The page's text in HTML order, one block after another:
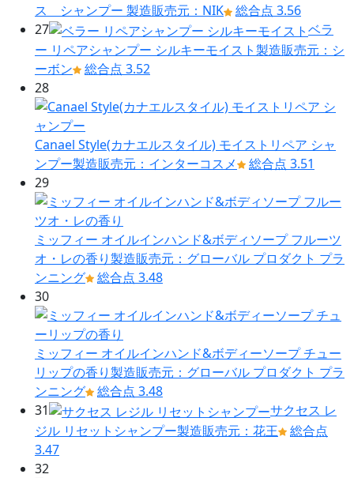
ス シャンプー 製造販売元：NIK
総合点 3.56
27
ベラ
ー リペアシャンプー シルキーモイスト製造販売元：シ
ーボン
総合点 3.52
28
Canael Style(カナエルスタイル) モイストリペア シャ
ンプー製造販売元：インターコスメ
総合点 3.51
29
ミッフィー オイルインハンド&ボディソープ フルーツ
オ・レの香り製造販売元：グローバル プロダクト プラ
ンニング
総合点 3.48
30
ミッフィー オイルインハンド&ボディーソープ チュー
リップの香り製造販売元：グローバル プロダクト プラ
ンニング
総合点 3.48
31
サクセス レ
ジル リセットシャンプー製造販売元：花王
総合点
3.47
32